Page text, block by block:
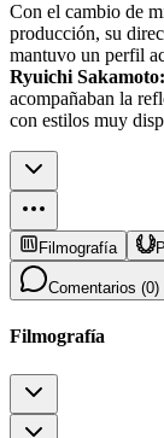
Con el cambio de
producción, su
mantuvo un perfil
Ryuichi
acompañaban la
con estilos muy
Filmografía
Comentarios (0)
Filmografía